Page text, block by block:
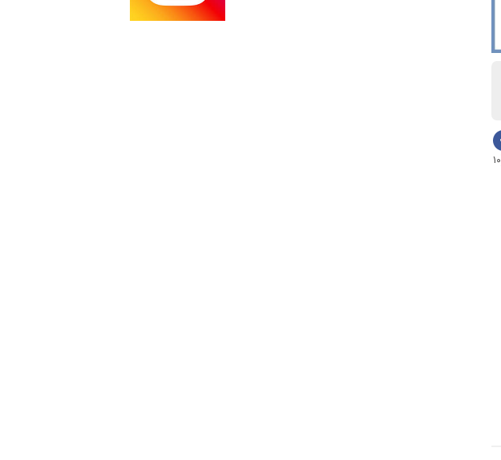
در پژوهشی که توسط مرکز پژوهش‌های مجلس انجام شده، شاخص کل امنیت سرمایه‌گذاری در ایران در بهار ۱۳۹۸ کمیّت ۶.۰۷ از ۱۰ (۱۰